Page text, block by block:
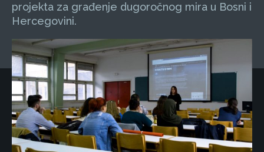
projekta za građenje dugoročnog mira u Bosni i
Hercegovini.